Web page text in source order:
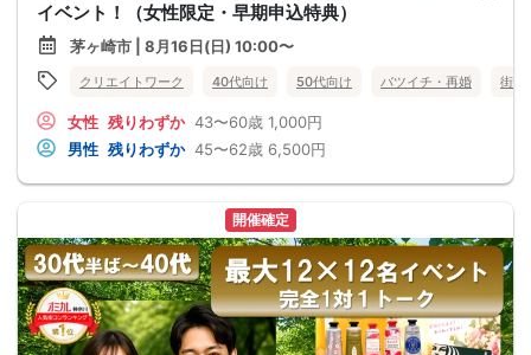
イベント！（女性限定・早期申込特典）
茅ヶ崎市 | 8月16日(日) 10:00〜
クリエイトワーク 40代向け 50代向け バツイチ・再婚 街コ
女性 残りわずか 43〜60歳 1,000円
男性 残りわずか 45〜62歳 6,500円
開催確定